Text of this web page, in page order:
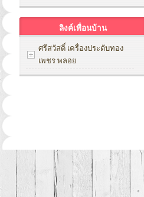
ลิงค์เพื่อนบ้าน
ศรีสวัสดิ์ เครื่องประดับทอง
เพชร พลอย